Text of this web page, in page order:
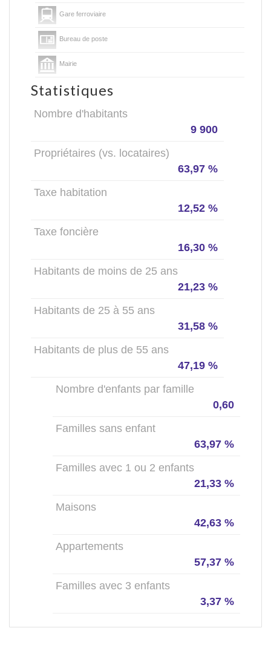
Gare ferroviaire
Bureau de poste
Mairie
Statistiques
Nombre d'habitants
9 900
Propriétaires (vs. locataires)
63,97 %
Taxe habitation
12,52 %
Taxe foncière
16,30 %
Habitants de moins de 25 ans
21,23 %
Habitants de 25 à 55 ans
31,58 %
Habitants de plus de 55 ans
47,19 %
Nombre d'enfants par famille
0,60
Familles sans enfant
63,97 %
Familles avec 1 ou 2 enfants
21,33 %
Maisons
42,63 %
Appartements
57,37 %
Familles avec 3 enfants
3,37 %